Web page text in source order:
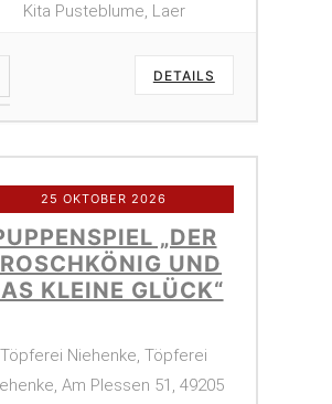
Kita Pusteblume, Laer
DETAILS
25 OKTOBER 2026
„DER
UND
KLEINE GLÜCK“
Töpferei Niehenke, Töpferei
Am Plessen 51, 49205